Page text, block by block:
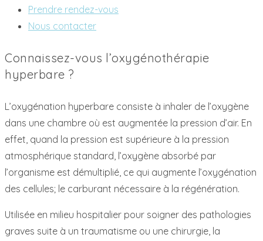
Prendre rendez-vous
Nous contacter
Connaissez-vous l’oxygénothérapie
hyperbare ?
L’oxygénation hyperbare consiste à inhaler de l’oxygène
dans une chambre où est augmentée la pression d’air. En
effet, quand la pression est supérieure à la pression
atmosphérique standard, l’oxygène absorbé par
l’organisme est démultiplié, ce qui augmente l’oxygénation
des cellules; le carburant nécessaire à la régénération.
Utilisée en milieu hospitalier pour soigner des pathologies
graves suite à un traumatisme ou une chirurgie, la